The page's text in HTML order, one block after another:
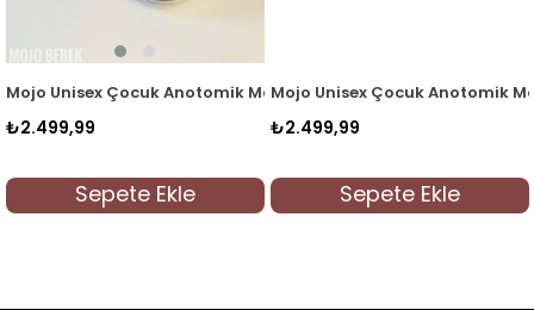
Taban Hakiki Deri Sandalet Kırmızı
Mojo Unisex Çocuk Anotomik Mantar Taban Hakiki Deri
₺2.499,99
Sepete Ekle
Mojo Unisex Çocuk Anotomik
₺2.499,99
Sepete Ekle